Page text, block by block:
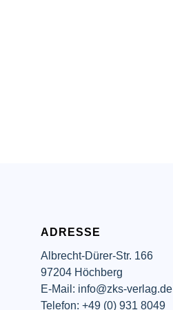
ADRESSE
Albrecht-Dürer-Str. 166
97204 Höchberg
E-Mail: info@zks-verlag.de
Telefon: +49 (0) 931 8049